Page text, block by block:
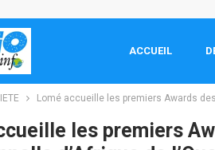
ACCUEIL
Lomé accueille les premiers Awards
les premiers